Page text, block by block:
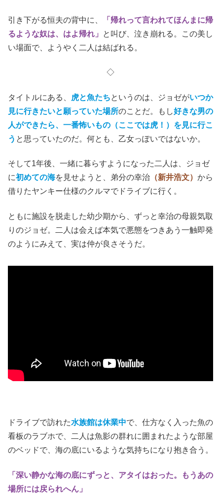
引き下がる恒夫の背中に、
「帰れって言われてほんまに帰
るような奴は、はよ帰れ」
と叫び、泣き崩れる。この美し
い場面で、ようやく二人は結ばれる。
◇
タイトルにある、 虎と魚たちというのは、ジョゼがいつか
見に行きたいと願っていた場所のことだ。もし好きな男の
人ができたら、一番怖いもの（ここでは虎！）を見に行こ
う と思っていたのだ。何とも、乙女っぽいではないか。
そして1年後、一緒に暮らすようになった二人は、ジョゼ
に初めての海を見せようと、弟分の幸治 （新井浩文） から
借りたヤンキー仕様のクルマでドライブに行く。
ともに施設を脱走した幼少期から、ずっと幸治の母親気取
りのジョゼ。二人は会えば本気で悪態をつきあう一触即発
のようにみえて、実は仲が良さそうだ。
ドライブで訪れた水族館は休業中で、仕方なく入った魚の
看板のラブホで、二人は魚影の群れに囲まれたような部屋
のベッドで、海の底にいるような気持ちになり抱き合う。
「深い静かな海の底にずっと、アタイはおった。もうあの
場所には戻られへん」